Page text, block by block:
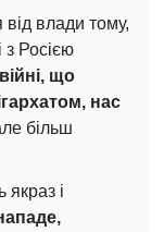
влади тому,
з Росією
що
нас
більш
якраз і